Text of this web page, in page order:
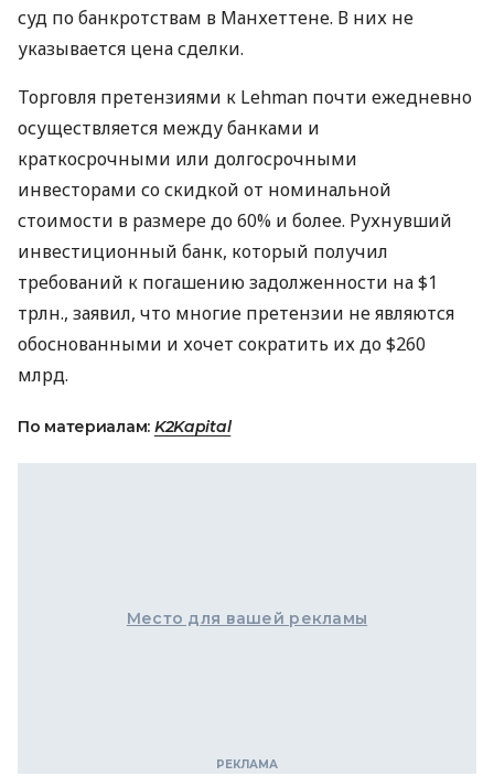
суд по банкротствам в Манхеттене. В них не
указывается цена сделки.
Торговля претензиями к Lehman почти ежедневно
осуществляется между банками и
краткосрочными или долгосрочными
инвесторами со скидкой от номинальной
стоимости в размере до 60% и более. Рухнувший
инвестиционный банк, который получил
требований к погашению задолженности на $1
трлн., заявил, что многие претензии не являются
обоснованными и хочет сократить их до $260
млрд.
По материалам: K2Kapital
Место для вашей рекламы